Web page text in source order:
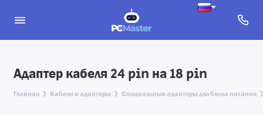
Адаптер кабеля 24 pin на 18 pin
Главная Кабели и адаптеры Специальные адаптеры для блока питания